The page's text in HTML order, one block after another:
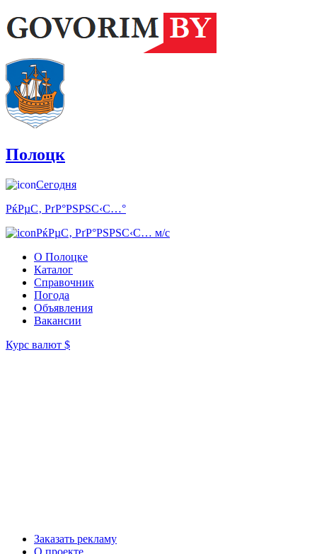
Полоцк
Сегодня
РќРµС‚ РґР°РЅРЅС‹С…°
РќРµС‚ РґР°РЅРЅС‹С… м/с
О Полоцке
Каталог
Справочник
Погода
Объявления
Вакансии
Курс валют $
Заказать рекламу
О проекте